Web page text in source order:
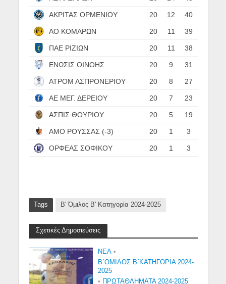
ΑΚΡΙΤΑΣ ΟΡΜΕΝΙΟΥ 20 12 40
ΑΟ ΚΟΜΑΡΩΝ 20 11 39
ΠΑΕ ΡΙΖΙΩΝ 20 11 38
ΕΝΩΣΙΣ ΟΙΝΟΗΣ 20 9 31
ΑΤΡΟΜ ΑΣΠΡΟΝΕΡΙΟΥ 20 8 27
ΑΕ ΜΕΓ. ΔΕΡΕΙΟΥ 20 7 23
ΑΣΠΙΣ ΘΟΥΡΙΟΥ 20 5 19
ΑΜΟ ΡΟΥΣΣΑΣ (-3) 20 1 3
ΟΡΦΕΑΣ ΣΟΦΙΚΟΥ 20 1 3
Tags Β' Όμιλος Β' Κατηγορία 2024-2025
Σχετικές Δημοσιεύσεις
NEA •
Β΄ΟΜΙΛΟΣ Β΄ΚΑΤΗΓΟΡΙΑ 2024-
2025
•
ΠΡΩΤΑΘΛΗΜΑΤΑ 2024-2025